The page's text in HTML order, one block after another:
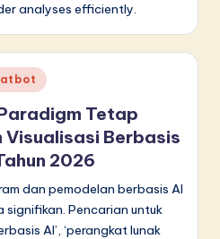
analyses efficiently.
Tetap
Berbasis
2026
dan pemodelan berbasis AI
signifikan. Pencarian untuk
AI’, ‘perangkat lunak